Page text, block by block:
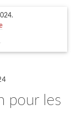
.